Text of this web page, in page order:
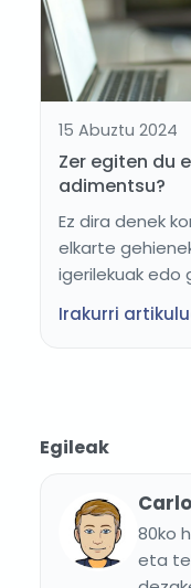
15 Abuztu 2024
Zer egiten du
adimentsu?
Ez dira denek
elkarte
igerilekuak edo
Irakurri
Egileak
80ko
eta